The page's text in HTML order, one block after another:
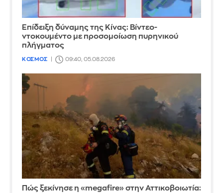
Επίδειξη δύναμης της Κίνας: Βίντεο-
ντοκουμέντο με προσομοίωση πυρηνικού
πλήγματος
ΚΟΣΜΟΣ 09:40, 05.08.2026
Πώς ξεκίνησε η «megafire» στην Αττικοβοιωτία: